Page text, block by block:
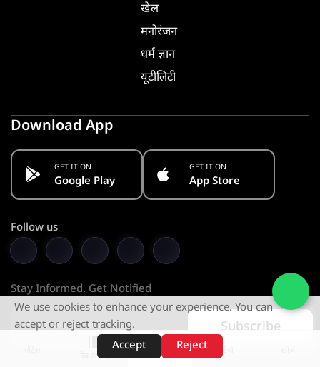
वेब स्टोरीज़
खेल
मनोरंजन
धर्म ज्ञान
यूटीलिटी
Download App
GET IT ON
Google Play
GET IT ON
App Store
Follow us
Stay Informed. Get Notified
Subscribe
We use cookies to enhance your experience. You can
accept or reject tracking.
Accept
Reject